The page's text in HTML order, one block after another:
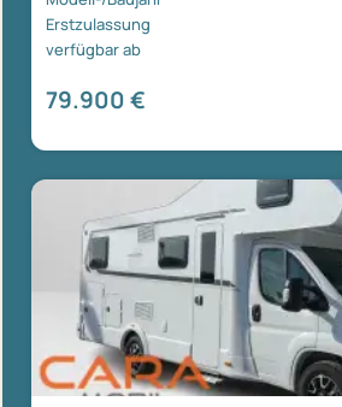
Erstzulassung
verfügbar ab
79.900 €